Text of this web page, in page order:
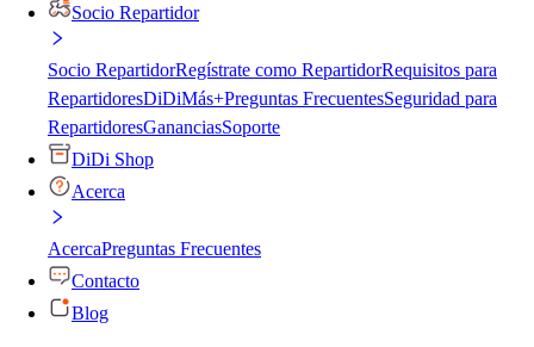
Socio Repartidor
Socio RepartidorRegístrate como RepartidorRequisitos para
RepartidoresDiDiMás+Preguntas FrecuentesSeguridad para
RepartidoresGananciasSoporte
DiDi Shop
Acerca
AcercaPreguntas Frecuentes
Contacto
Blog